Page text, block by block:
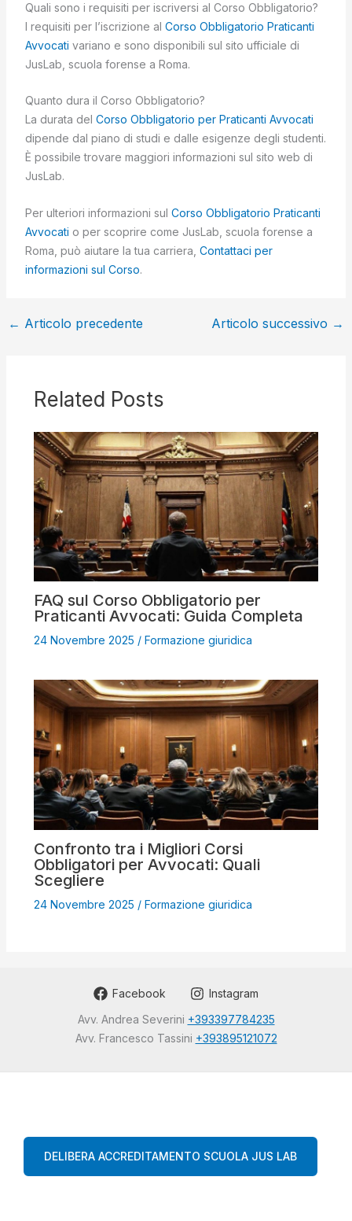
Quali sono i requisiti per iscriversi al Corso Obbligatorio?
I requisiti per l’iscrizione al Corso Obbligatorio Praticanti
Avvocati variano e sono disponibili sul sito ufficiale di
JusLab, scuola forense a Roma.
Quanto dura il Corso Obbligatorio?
La durata del Corso Obbligatorio per Praticanti Avvocati
dipende dal piano di studi e dalle esigenze degli studenti.
È possibile trovare maggiori informazioni sul sito web di
JusLab.
Per ulteriori informazioni sul Corso Obbligatorio Praticanti
Avvocati o per scoprire come JusLab, scuola forense a
Roma, può aiutare la tua carriera, Contattaci per
informazioni sul Corso.
← Articolo precedente Articolo successivo →
Related Posts
FAQ sul Corso Obbligatorio per
Praticanti Avvocati: Guida Completa
24 Novembre 2025 / Formazione giuridica
Confronto tra i Migliori Corsi
Obbligatori per Avvocati: Quali
Scegliere
24 Novembre 2025 / Formazione giuridica
Facebook
Instagram
Avv. Andrea Severini +393397784235
Avv. Francesco Tassini +393895121072
DELIBERA ACCREDITAMENTO SCUOLA JUS LAB